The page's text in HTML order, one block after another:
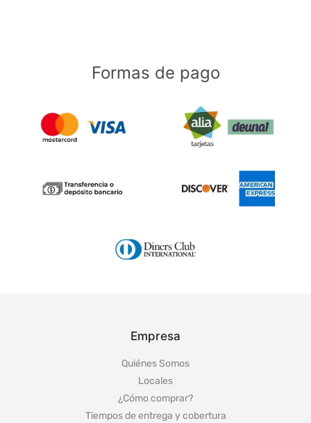
Formas de pago
Empresa
Quiénes Somos
Locales
¿Cómo comprar?
Tiempos de entrega y cobertura